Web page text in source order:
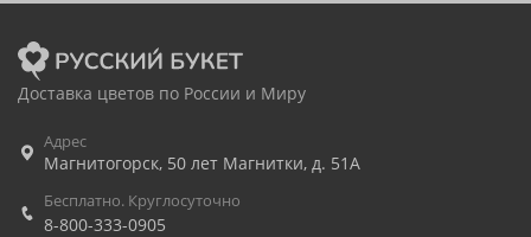
Доставка цветов по России и Миру
Адрес
Магнитогорск, 50 лет Магнитки, д. 51А
Бесплатно. Круглосуточно
8-800-333-0905